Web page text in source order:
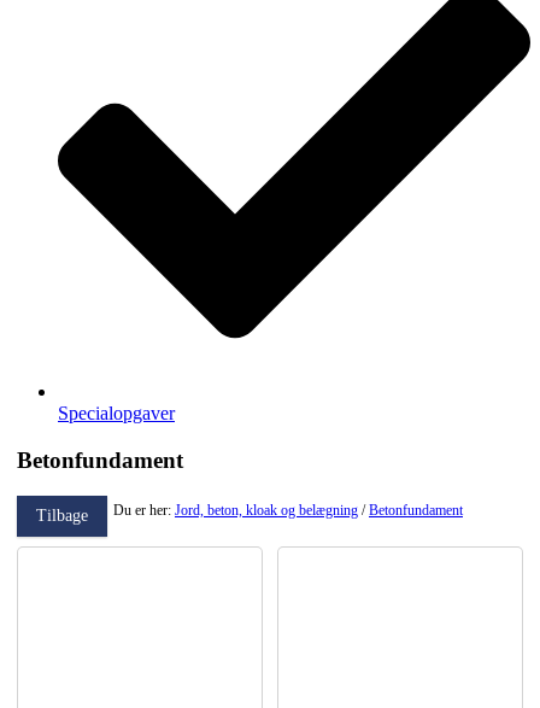
Specialopgaver
Betonfundament
Tilbage Du er her: Jord, beton, kloak og belægning /Betonfundament